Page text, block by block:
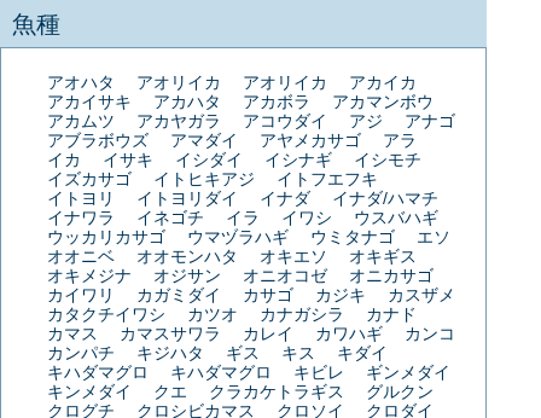
魚種
アオハタ アオリイカ アオリイカ
アカイカ
アカイサキ
アカハタ アカボラ
アカマンボウ
アカムツ
アカヤガラ アコウダイ アジ
アナゴ
アブラボウズ
アマダイ アヤメカサゴ
アラ
イカ
イサキ イシダイ イシナギ
イシモチ
イズカサゴ
イトヒキアジ
イトフエフキ
イトヨリ
イトヨリダイ イナダ
イナダ/ハマチ
イナワラ
イネゴチ イラ イワシ
ウスバハギ
ウッカリカサゴ
ウマヅラハギ ウミタナゴ
エソ
オオニベ
オオモンハタ オキエソ
オキギス
オキメジナ
オジサン オニオコゼ
オニカサゴ
カイワリ
カガミダイ カサゴ カジキ
カスザメ
カタクチイワシ
カツオ カナガシラ
カナド
カマス
カマスサワラ カレイ カワハギ
カンコ
カンパチ
キジハタ ギス キス
キダイ
キハダマグロ
キハダマグロ キビレ
ギンメダイ
キンメダイ
クエ クラカケトラギス
グルクン
クログチ
クロシビカマス クロソイ
クロダイ